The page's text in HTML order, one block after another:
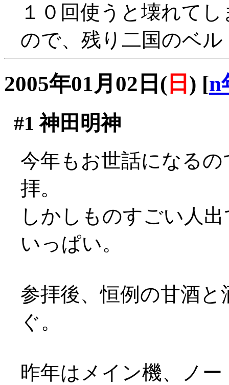
１０回使うと壊れて
ので、残り二国のベ
2005年01月02日( 日 ) [n
#1 神田明神
今年もお世話になる
拝。
しかしものすごい人
いっぱい。
参拝後、恒例の甘酒
ぐ。
昨年はメイン機、ノ